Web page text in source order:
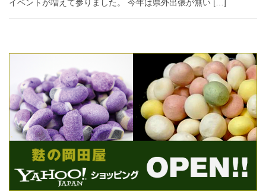
イベントが増えて参りました。 今年は県外出張が無い […]